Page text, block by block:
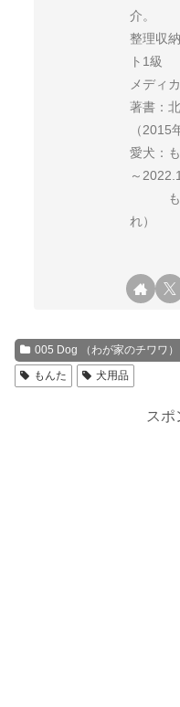
介。
整理収
ト1級
メディ
著書：
（2015
愛犬：
～
もん
れ）
005 Dog （わが家のチワワ）
もんた
犬用品
スポ